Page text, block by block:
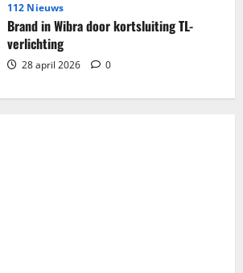
112 Nieuws
Brand in Wibra door kortsluiting TL-
verlichting
28 april 2026 0